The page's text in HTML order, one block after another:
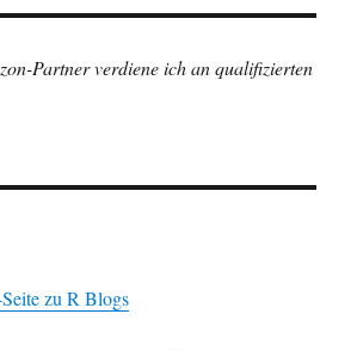
Partner verdiene ich an qualifizierten
zu R Blogs